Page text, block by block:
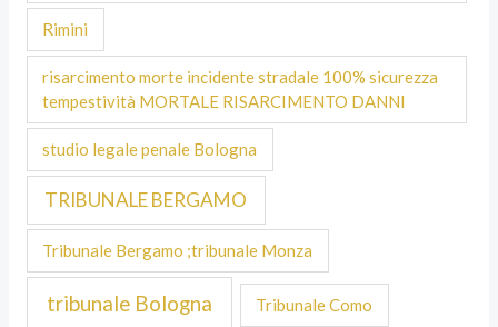
Rimini
risarcimento morte incidente stradale 100% sicurezza
tempestività MORTALE RISARCIMENTO DANNI
studio legale penale Bologna
TRIBUNALE BERGAMO
Tribunale Bergamo ;tribunale Monza
tribunale Bologna Tribunale Como